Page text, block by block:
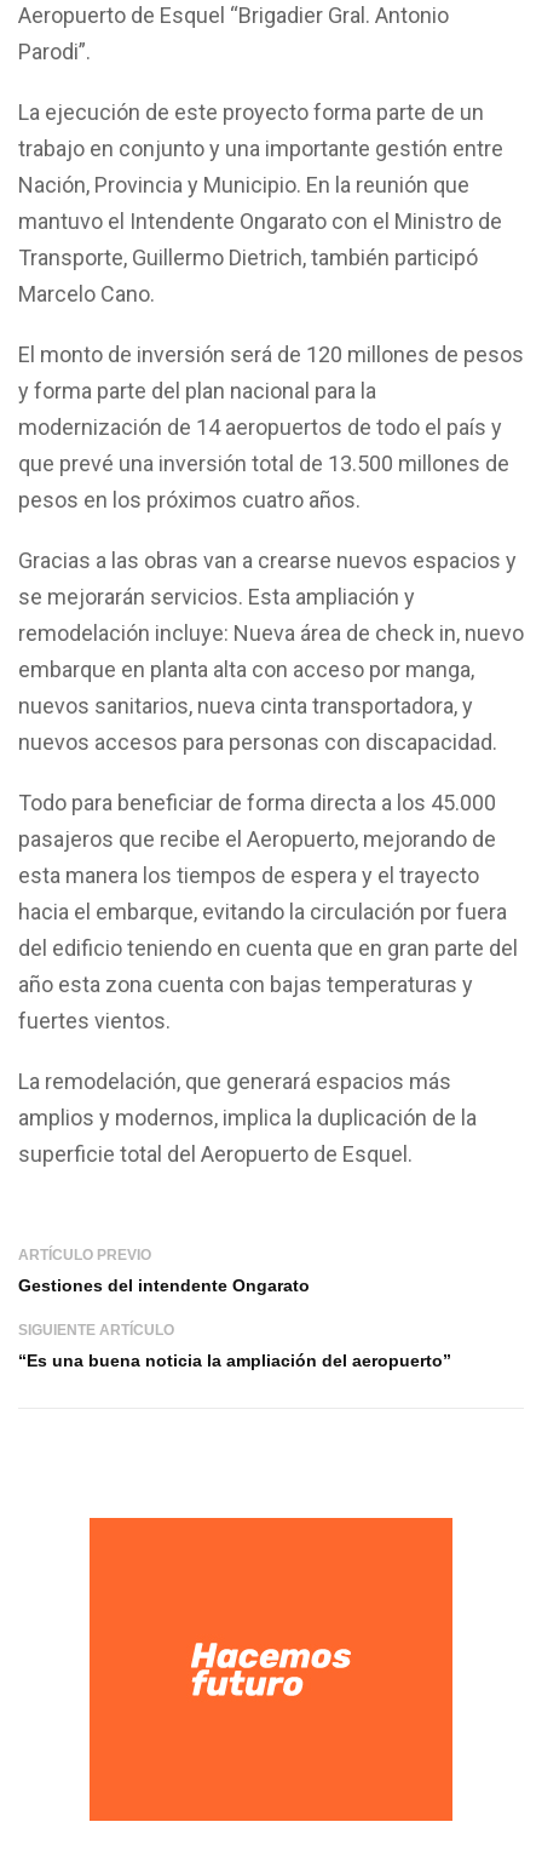
Aeropuerto de Esquel “Brigadier Gral. Antonio
Parodi”.
La ejecución de este proyecto forma parte de un
trabajo en conjunto y una importante gestión entre
Nación, Provincia y Municipio. En la reunión que
mantuvo el Intendente Ongarato con el Ministro de
Transporte, Guillermo Dietrich, también participó
Marcelo Cano.
El monto de inversión será de 120 millones de pesos
y forma parte del plan nacional para la
modernización de 14 aeropuertos de todo el país y
que prevé una inversión total de 13.500 millones de
pesos en los próximos cuatro años.
Gracias a las obras van a crearse nuevos espacios y
se mejorarán servicios. Esta ampliación y
remodelación incluye: Nueva área de check in, nuevo
embarque en planta alta con acceso por manga,
nuevos sanitarios, nueva cinta transportadora, y
nuevos accesos para personas con discapacidad.
Todo para beneficiar de forma directa a los 45.000
pasajeros que recibe el Aeropuerto, mejorando de
esta manera los tiempos de espera y el trayecto
hacia el embarque, evitando la circulación por fuera
del edificio teniendo en cuenta que en gran parte del
año esta zona cuenta con bajas temperaturas y
fuertes vientos.
La remodelación, que generará espacios más
amplios y modernos, implica la duplicación de la
superficie total del Aeropuerto de Esquel.
ARTÍCULO PREVIO
Gestiones del intendente Ongarato
SIGUIENTE ARTÍCULO
“Es una buena noticia la ampliación del aeropuerto”